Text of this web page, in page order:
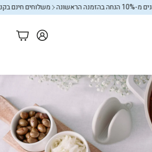
משלוחים חינם בקניה מעל 599₪
עגלה